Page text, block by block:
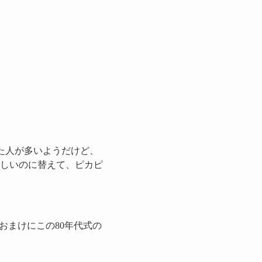
が多いようだけど、
いのに替えて、ピカピ
まけにこの80年代式の